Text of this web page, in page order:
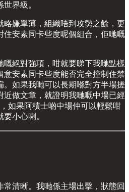
界級。
略嫌單薄，組織唔到攻勢之餘，更
住安素同卡些度呢個組合，佢哋嘅
嘅絕對強項，咁就要睇下我哋點樣
意安素同卡些度能否完全控制住禁
。如果我哋可以長期喺對方半場搓
近做文章，就證明我哋嘅中場已經
如果阿積士啲中場仲可以輕鬆咁
小心喇。
清晰。我哋係主場出擊，狀態回